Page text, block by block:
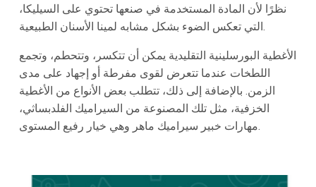
نظرًا لأن المادة المستخدمة في صنعها تحتوي على السيليكا،
التي تعكس الضوء بشكل مشابه لمينا الأسنان الطبيعية.
الأغطية البورسلينية التقليدية يمكن أن تتكسر، وتتحطم، وتجمع
اللطخات عندما تتعرض لقوى مفرطة أو إجهاد على مدى
الزمن. بالإضافة إلى ذلك، تتطلب بعض الأنواع من الأغطية
الخزفية، مثل تلك المصنوعة من السيراميك الفلدبساثي،
مهارات خبير سيراميك ماهر وهي خيار رفيع المستوى.